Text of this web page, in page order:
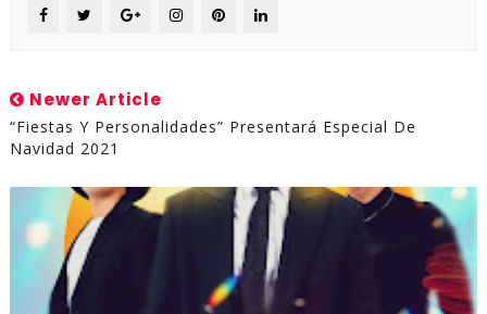
Newer Article
“Fiestas Y Personalidades” Presentará Especial De
Navidad 2021